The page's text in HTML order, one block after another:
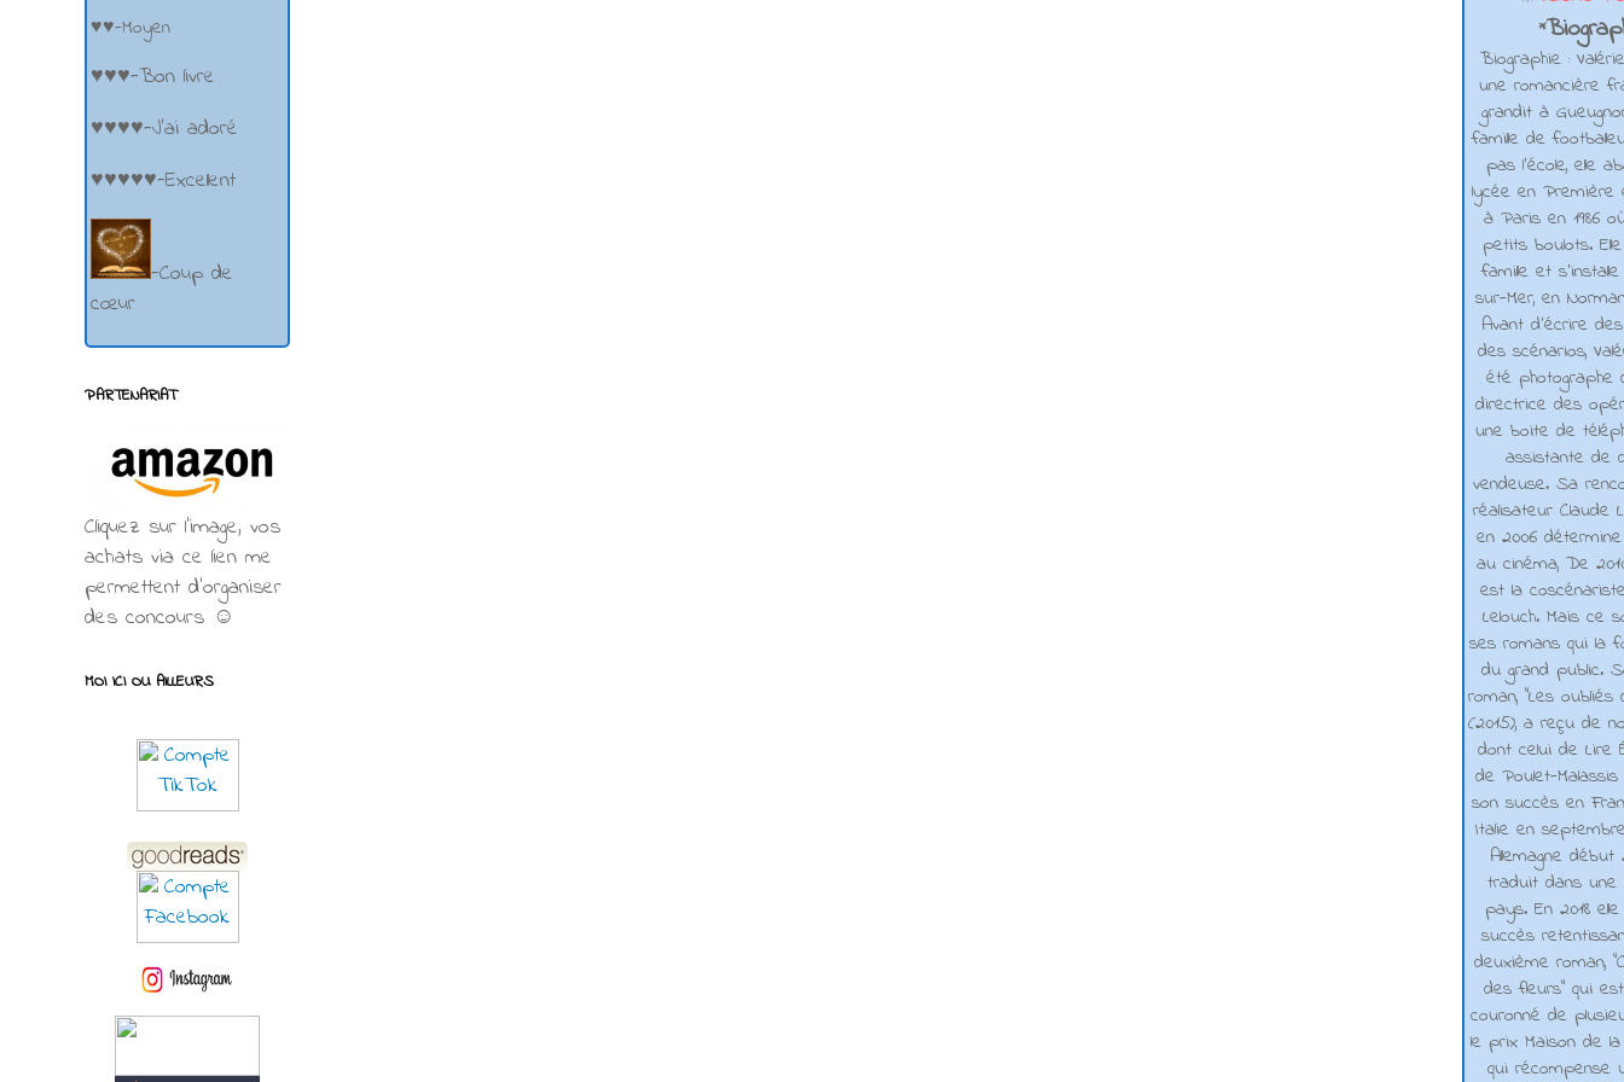
♥♥-Moyen
♥♥♥-Bon livre
♥♥♥♥-J'ai adoré
♥♥♥♥♥-Excellent
-Coup de
cœur
PARTENARIAT
Cliquez sur l'image, vos
achats via ce lien me
permettent d’organiser
des concours ☺
MOI ICI OU AILLEURS
*
Biographie :
une romancière
grandit à
famille de
pas l'école, elle
lycée en
à Paris en 1986
petits boulots.
famille et
sur-Mer, en
Avant d’écrire
des scénarios,
été photographe
directrice des
une boite de
assistante de
vendeuse. Sa
réalisateur Claude
en 2006
au cinéma, De
est la
Lelouch. Mais ce
ses romans qui la
du grand public.
roman, "Les oubliés
(2015), a reçu de
dont celui de Lire
de Poulet-
son succès en
Italie en
Allemagne début
traduit dans une
pays. En 2018
succès
deuxième roman,
des fleurs" qui
couronné de
le prix Maison de la
qui récompense